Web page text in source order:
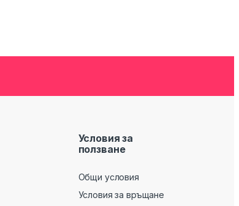
Условия за
ползване
Общи условия
Условия за връщане